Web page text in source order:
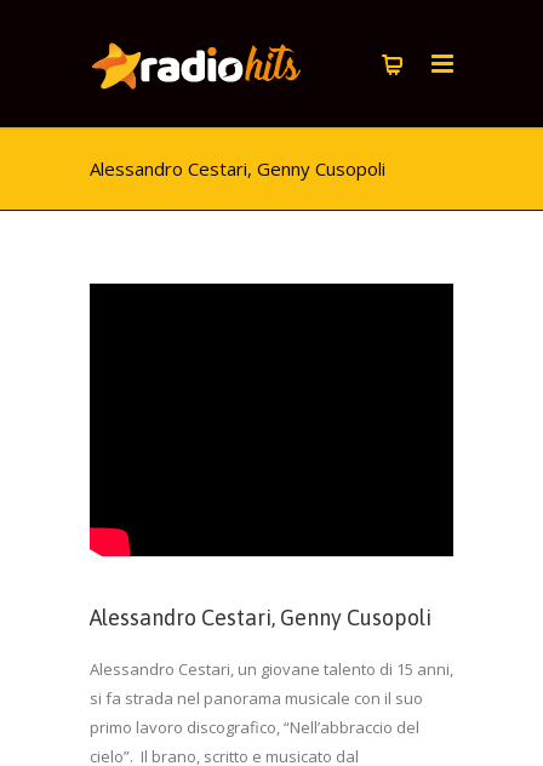
Alessandro Cestari, Genny Cusopoli
Alessandro Cestari, Genny Cusopoli
Alessandro Cestari, un giovane talento di 15 anni,
si fa strada nel panorama musicale con il suo
primo lavoro discografico, “Nell’abbraccio del
cielo”. Il brano, scritto e musicato dal